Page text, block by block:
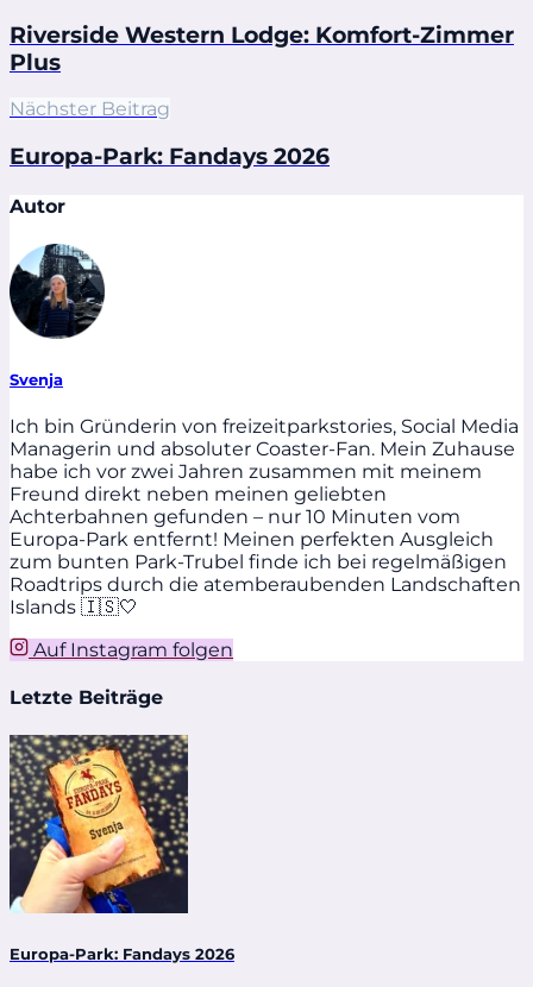
Riverside Western Lodge: Komfort-Zimmer
Plus
Nächster Beitrag
Europa-Park: Fandays 2026
Autor
Svenja
Ich bin Gründerin von freizeitparkstories, Social Media
Managerin und absoluter Coaster-Fan. Mein Zuhause
habe ich vor zwei Jahren zusammen mit meinem
Freund direkt neben meinen geliebten
Achterbahnen gefunden – nur 10 Minuten vom
Europa-Park entfernt! Meinen perfekten Ausgleich
zum bunten Park-Trubel finde ich bei regelmäßigen
Roadtrips durch die atemberaubenden Landschaften
Islands 🇮🇸🤍
Auf Instagram folgen
Letzte Beiträge
Europa-Park: Fandays 2026